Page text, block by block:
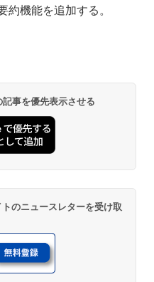
約機能を追加する。
事を優先表示させる
のニュースレターを受け取